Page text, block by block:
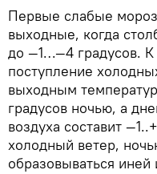
Первые слабые
выходные, когда
до —1…—4 градусов.
поступление
выходным
градусов ночью, а
воздуха составит
холодный ветер,
образовываться иней